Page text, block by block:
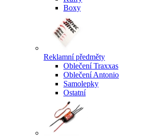
Boxy
Reklamní předměty
Oblečení Traxxas
Oblečení Antonio
Samolepky
Ostatní